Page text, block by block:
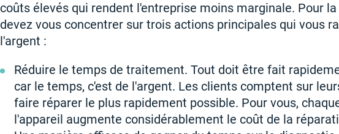
coûts élevés qui rendent l'entreprise moins marginale. Pour
devez vous concentrer sur trois actions principales qui vous
l'argent :
Réduire le temps de traitement. Tout doit être fait
car le temps, c'est de l'argent. Les clients comptent sur
faire réparer le plus rapidement possible. Pour vous,
l'appareil augmente considérablement le coût de la